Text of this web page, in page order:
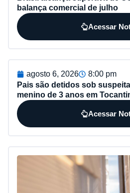
balança comercial de julho
Acessar
agosto 6, 2026
8:00 pm
Pais são detidos sob
menino de 3 anos em
Acessar